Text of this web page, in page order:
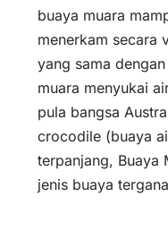
buaya muara
menerkam secara
yang sama
muara menyukai
pula bangsa
crocodile (buaya
terpanjang, Buaya
jenis buaya